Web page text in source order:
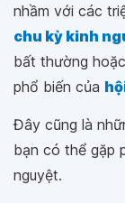
nhầm với các
chu kỳ kinh
bất thường
phổ biến của
Đây cũng là
bạn có thể gặp
nguyệt.